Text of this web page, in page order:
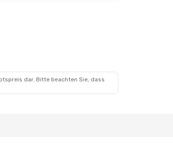
dar. Bitte beachten Sie, dass